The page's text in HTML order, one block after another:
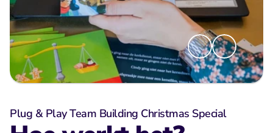
Plug & Play Team Building Christmas Special